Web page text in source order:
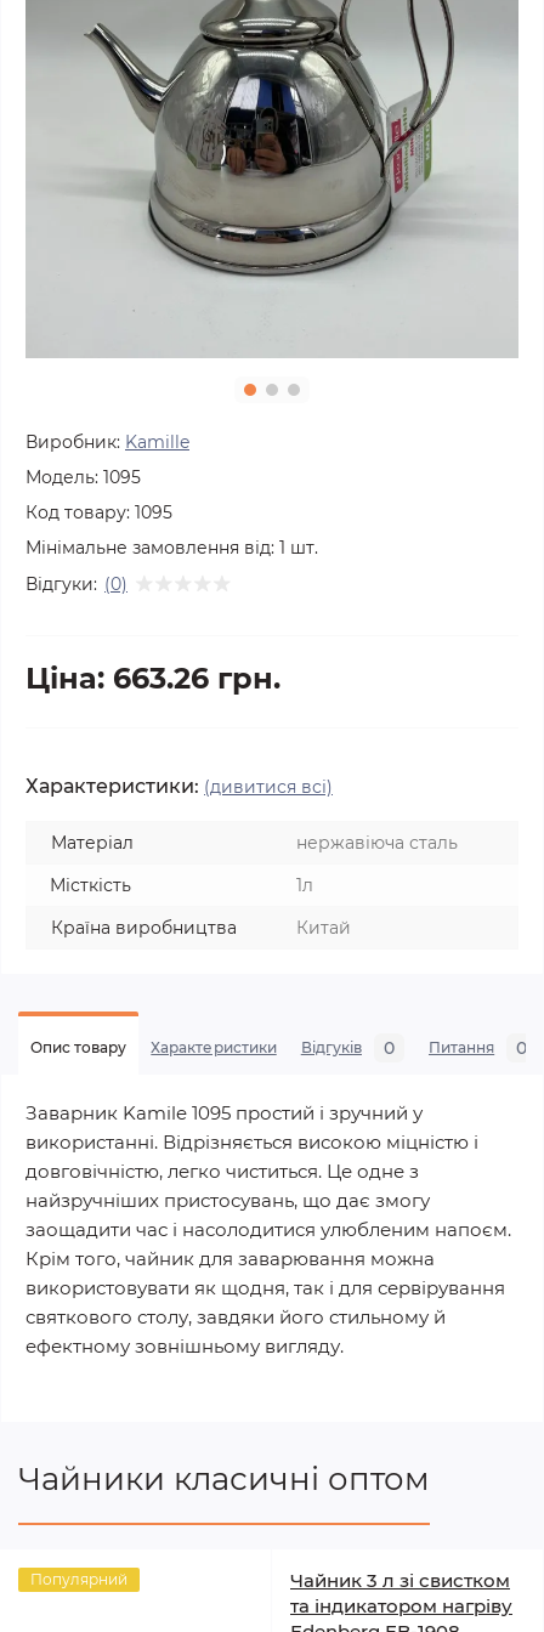
Виробник: Kamille
Модель: 1095
Код товару: 1095
Мінімальне замовлення від: 1 шт.
Відгуки: (0)
Ціна: 663.26 грн.
Характеристики: (дивитися всі)
Матеріал
нержавіюча сталь
Місткість
1л
Країна виробництва
Китай
Опис товару Характеристики Відгуків 0 Питання 0
Заварник Kamile 1095 простий і зручний у
використанні. Відрізняється високою міцністю і
довговічністю, легко чиститься. Це одне з
найзручніших пристосувань, що дає змогу
заощадити час і насолодитися улюбленим напоєм.
Крім того, чайник для заварювання можна
використовувати як щодня, так і для сервірування
святкового столу, завдяки його стильному й
ефектному зовнішньому вигляду.
Чайники класичні оптом
Популярний
Чайник 3 л зі свистком
та індикатором нагріву